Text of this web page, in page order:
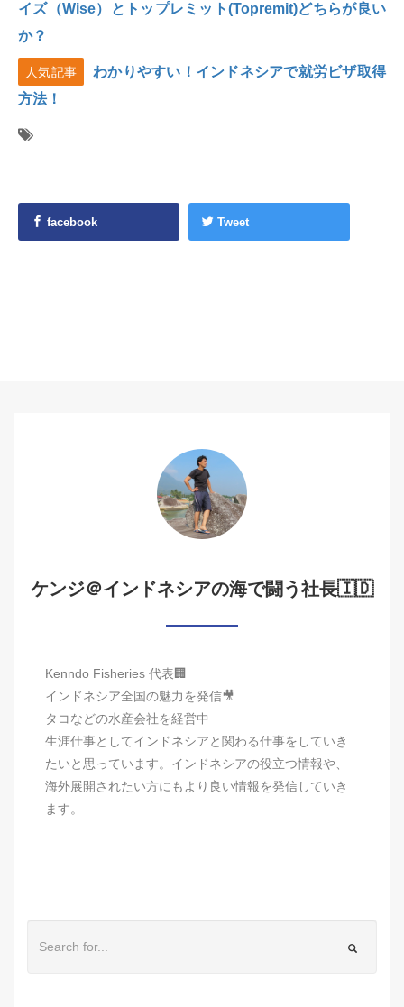
イズ（Wise）とトップレミット(Topremit)どちらが良い
か？
人気記事
わかりやすい！インドネシアで就労ビザ取得
方法！
facebook Tweet
ケンジ＠インドネシアの海で闘う社長🇮🇩
Kenndo Fisheries 代表🏢
インドネシア全国の魅力を発信🎥
タコなどの水産会社を経営中
生涯仕事としてインドネシアと関わる仕事をしていき
たいと思っています。インドネシアの役立つ情報や、
海外展開されたい方にもより良い情報を発信していき
ます。